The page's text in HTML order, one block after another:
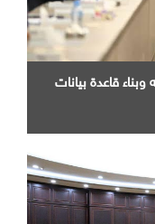
قاعدة بيانات